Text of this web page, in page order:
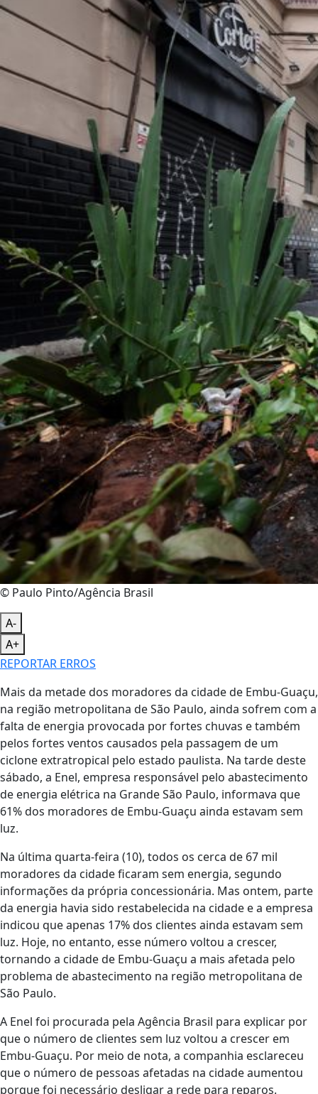
© Paulo Pinto/Agência Brasil
A-
A+
REPORTAR ERROS
Mais da metade dos moradores da cidade de Embu-Guaçu,
na região metropolitana de São Paulo, ainda sofrem com a
falta de energia provocada por fortes chuvas e também
pelos fortes ventos causados pela passagem de um
ciclone extratropical pelo estado paulista. Na tarde deste
sábado, a Enel, empresa responsável pelo abastecimento
de energia elétrica na Grande São Paulo, informava que
61% dos moradores de Embu-Guaçu ainda estavam sem
luz.
Na última quarta-feira (10), todos os cerca de 67 mil
moradores da cidade ficaram sem energia, segundo
informações da própria concessionária. Mas ontem, parte
da energia havia sido restabelecida na cidade e a empresa
indicou que apenas 17% dos clientes ainda estavam sem
luz. Hoje, no entanto, esse número voltou a crescer,
tornando a cidade de Embu-Guaçu a mais afetada pelo
problema de abastecimento na região metropolitana de
São Paulo.
A Enel foi procurada pela Agência Brasil para explicar por
que o número de clientes sem luz voltou a crescer em
Embu-Guaçu. Por meio de nota, a companhia esclareceu
que o número de pessoas afetadas na cidade aumentou
porque foi necessário desligar a rede para reparos.